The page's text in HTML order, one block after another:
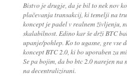
Bistvo je drugje, da je bil to nek nov
plačevanja transakcij, ki temelji na
koncept je padel v realnem življenju,
skalabilnost. Edino kar še drži BTC
upanje/pohlep. Ko to ugasne, gre vse
koncept BTC 2.0, ki bo uporaben za
Se pa bojim, da bo btc 2.0 narejen
na decentralizirani.